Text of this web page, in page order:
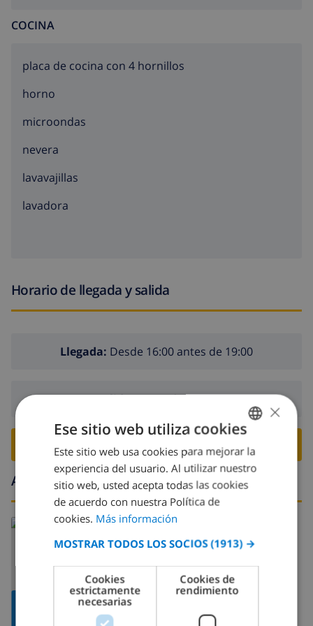
COCINA
placa de cocina con 4 hornillos
horno
microondas
nevera
lavavajillas
lavadora
Horario de llegada y salida
Llegada: Desde 16:00 antes de 19:00
Salida:Antes de: 10:00
RESERVE ESTE CHALÉ ›
Alrededores
MOSTRAR
Leer más sobre:
España> Costa Blanca >Denia
SPANISH
DUTCH
FRENCH
GERMAN
CATALAN
ITALIAN
DANISH
×
Ese sitio web utiliza cookies
Este sitio web usa cookies para mejorar la
experiencia del usuario. Al utilizar nuestro
sitio web, usted acepta todas las cookies
de acuerdo con nuestra Política de
cookies. Más información
MOSTRAR TODOS LOS SOCIOS (1913) →
Cookies
estrictamente
necesarias
Cookies de
rendimiento